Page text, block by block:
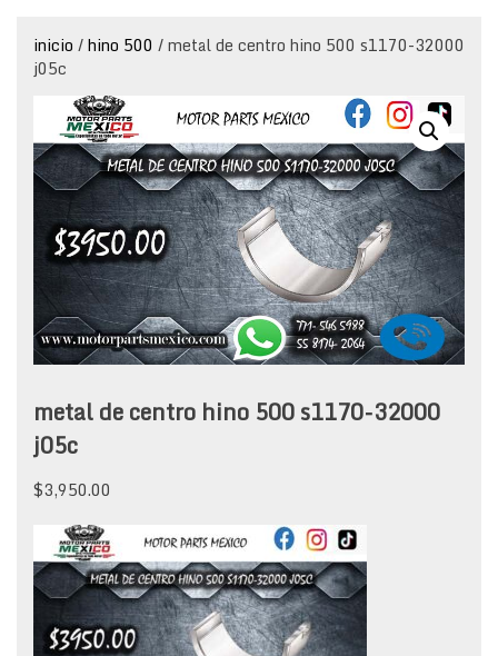
inicio /hino 500 / metal de centro hino 500 s1170-32000
j05c
metal de centro hino 500 s1170-32000
j05c
$3,950.00